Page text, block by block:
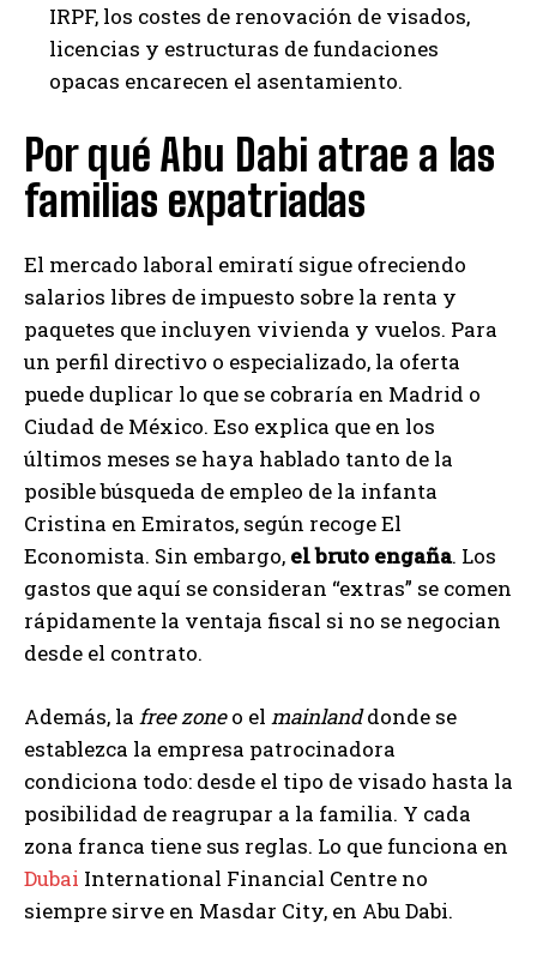
IRPF, los costes de renovación de visados,
licencias y estructuras de fundaciones
opacas encarecen el asentamiento.
Por qué Abu Dabi atrae a las
familias expatriadas
El mercado laboral emiratí sigue ofreciendo
salarios libres de impuesto sobre la renta y
paquetes que incluyen vivienda y vuelos. Para
un perfil directivo o especializado, la oferta
puede duplicar lo que se cobraría en Madrid o
Ciudad de México. Eso explica que en los
últimos meses se haya hablado tanto de la
posible búsqueda de empleo de la infanta
Cristina en Emiratos, según recoge El
Economista. Sin embargo, el bruto engaña. Los
gastos que aquí se consideran “extras” se comen
rápidamente la ventaja fiscal si no se negocian
desde el contrato.
Además, la free zoneo el mainlanddonde se
establezca la empresa patrocinadora
condiciona todo: desde el tipo de visado hasta la
posibilidad de reagrupar a la familia. Y cada
zona franca tiene sus reglas. Lo que funciona en
Dubai International Financial Centre no
siempre sirve en Masdar City, en Abu Dabi.